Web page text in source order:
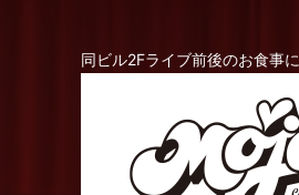
同ビル2Fライブ前後のお食事に